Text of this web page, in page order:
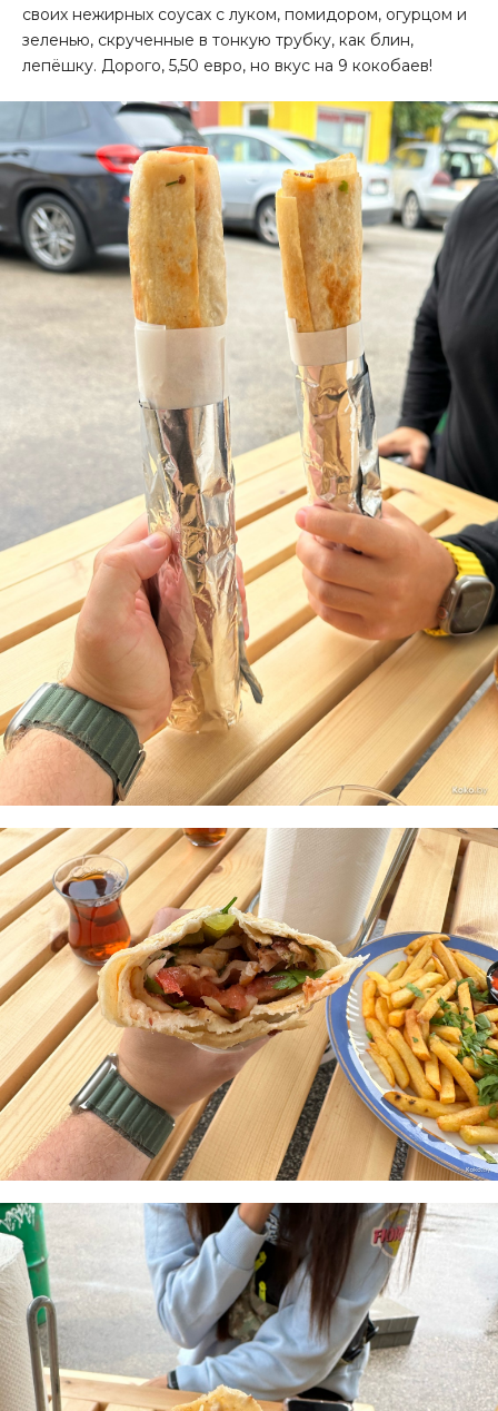
своих нежирных соусах с луком, помидором, огурцом и
зеленью, скрученные в тонкую трубку, как блин,
лепёшку. Дорого, 5,50 евро, но вкус на 9 кокобаев!